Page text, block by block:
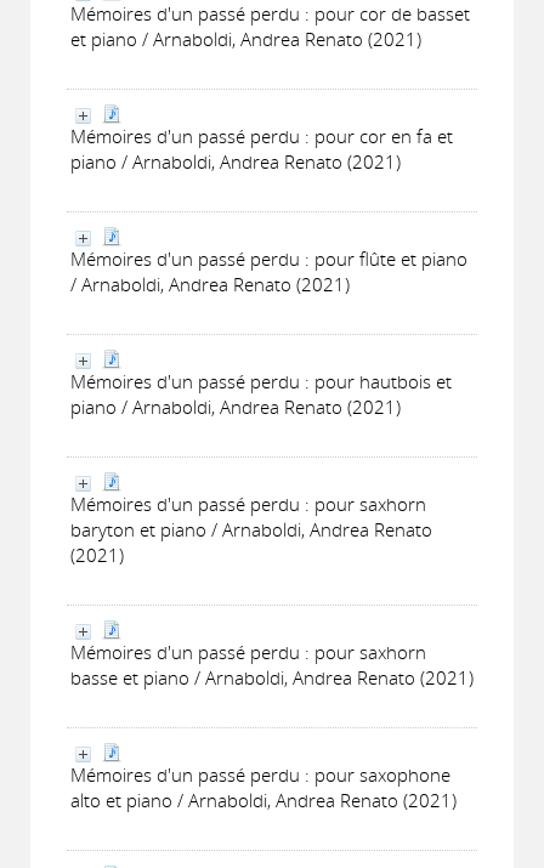
Mémoires d'un passé perdu : pour cor de basset
et piano / Arnaboldi, Andrea Renato (2021)
Mémoires d'un passé perdu : pour cor en fa et
piano / Arnaboldi, Andrea Renato (2021)
Mémoires d'un passé perdu : pour flûte et piano
/ Arnaboldi, Andrea Renato (2021)
Mémoires d'un passé perdu : pour hautbois et
piano / Arnaboldi, Andrea Renato (2021)
Mémoires d'un passé perdu : pour saxhorn
baryton et piano / Arnaboldi, Andrea Renato
(2021)
Mémoires d'un passé perdu : pour saxhorn
basse et piano / Arnaboldi, Andrea Renato (2021)
Mémoires d'un passé perdu : pour saxophone
alto et piano / Arnaboldi, Andrea Renato (2021)